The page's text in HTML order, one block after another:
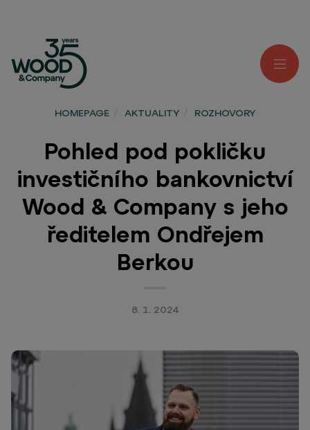
HOMEPAGE AKTUALITY ROZHOVORY
Pohled pod pokličku
investičního bankovnictví
Wood & Company s jeho
ředitelem Ondřejem
Berkou
8. 1. 2024